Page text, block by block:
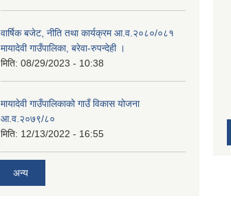
वार्षिक बजेट, नीति तथा कार्यक्रम आ.व.२०८०/०८१
मायादेवी गाउँपालिका, बरेवा-रुपन्देही ।
मिति: 08/29/2023 - 10:38
मायादेवी गाउँपालिकाको गाउँ विकास योजना
आ.व.२०७९/८०
मिति: 12/13/2022 - 16:55
अन्य